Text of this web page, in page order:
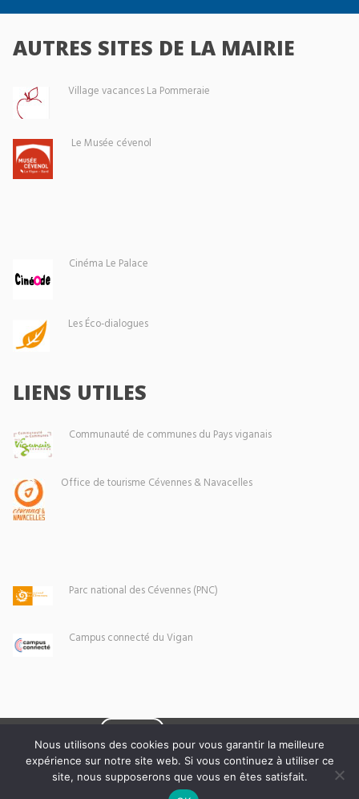
AUTRES SITES DE LA MAIRIE
Village vacances La Pommeraie
Le Musée cévenol
Cinéma Le Palace
Les Éco-dialogues
LIENS UTILES
Communauté de communes du Pays viganais
Office de tourisme Cévennes & Navacelles
Parc national des Cévennes (PNC)
Campus connecté du Vigan
Mentions légales
Nous utilisons des cookies pour vous garantir la meilleure
expérience sur notre site web. Si vous continuez à utiliser ce
site, nous supposerons que vous en êtes satisfait.